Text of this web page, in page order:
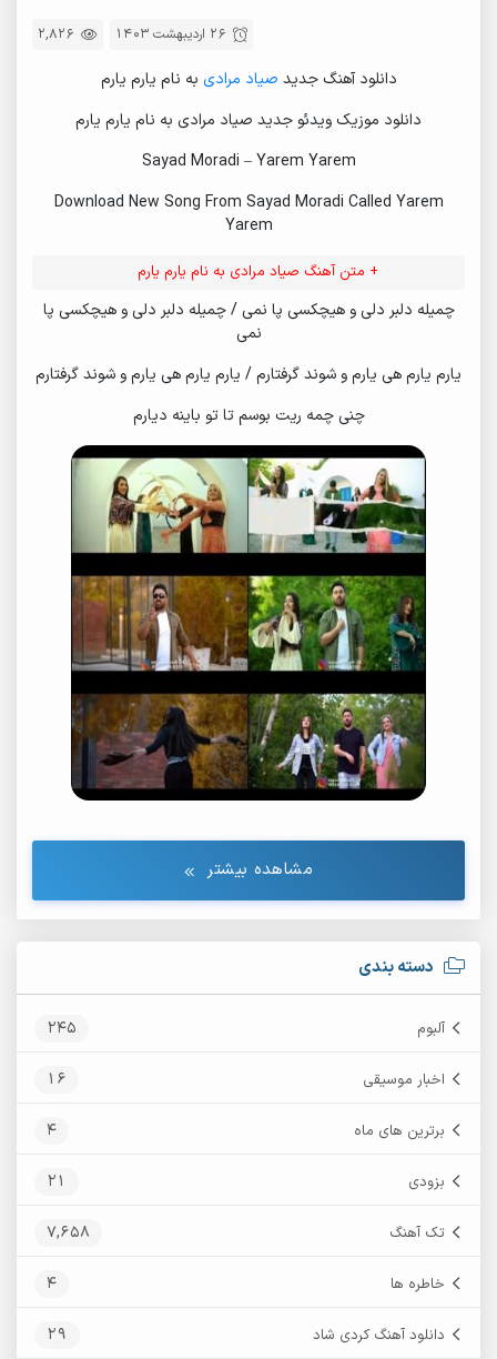
دسته بندی
آلبوم 245
اخبار موسیقی 16
برترین های ماه 4
بزودی 21
تک آهنگ 7,658
خاطره ها 4
دانلود آهنگ کردی شاد 29
2,826 26 اردیبهشت 1403
دانلود آهنگ جدید صیاد مرادی به نام یارم یارم
دانلود موزیک ویدئو جدید صیاد مرادی به نام یارم یارم
Sayad Moradi – Yarem Yarem
Download New Song From Sayad Moradi Called Yarem
Yarem
+ متن آهنگ صیاد مرادی به نام یارم یارم
چمیله دلبر دلی و هیچکسی پا نمی / چمیله دلبر دلی و هیچکسی پا
نمی
یارم یارم هی یارم و شوند گرفتارم / یارم یارم هی یارم و شوند گرفتارم
چنی چمه ریت بوسم تا تو باینه دیارم
مشاهده بیشتر